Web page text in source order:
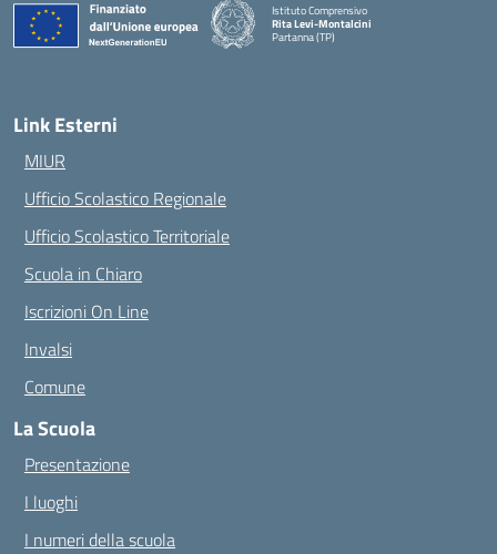
Istituto Comprensivo
Rita Levi-Montalcini
Partanna (TP)
Link Esterni
MIUR
Ufficio Scolastico Regionale
Ufficio Scolastico Territoriale
Scuola in Chiaro
Iscrizioni On Line
Invalsi
Comune
La Scuola
Presentazione
I luoghi
I numeri della scuola